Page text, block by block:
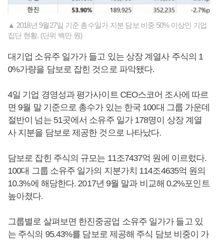
▲ 2018년 9월27일 기준 총수일가 지분 담보 비중 50% 이상인 기업
집단 현황. (단위 백만 원)
대기업 소유주 일가가 들고 있는 상장 계열사 주식의 1
0%가량을 담보로 잡힌 것으로 파악됐다.
4일 기업 경영성과 평가사이트 CEO스코어 조사에 따르
면 9월 말 기준으로 총수가 있는 한국 100대 그룹 가운데
절반이 넘는 51곳에서 소유주 일가 178명이 상장 계열
사 지분을 담보로 제공한 것으로 나타났다.
담보로 잡힌 주식의 규모는 11조7437억 원에 이르렀다.
100대 그룹 소유주 일가의 지분가치 114조4635억 원의
10.3%에 해당한다. 2017년 9월 말과 비교해 0.2%포인트
높아졌다.
그룹별로 살펴보면 한진중공업 소유주 일가가 들고 있
는 주식의 95.43%를 담보로 제공해 주식 담보 비중이 가